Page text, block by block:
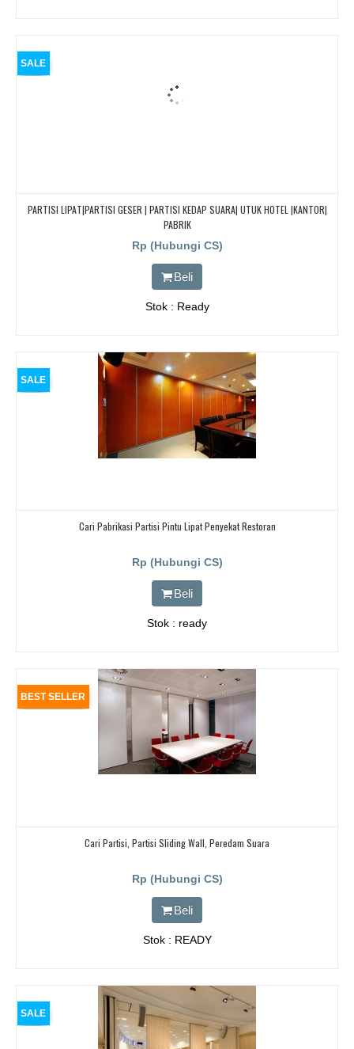
SALE
PARTISI LIPAT|PARTISI GESER | PARTISI KEDAP SUARA| UTUK HOTEL |KANTOR|
PABRIK
Rp (Hubungi CS)
Beli
Stok : Ready
SALE
Cari Pabrikasi Partisi Pintu Lipat Penyekat Restoran
Rp (Hubungi CS)
Beli
Stok : ready
BEST SELLER
Cari Partisi, Partisi Sliding Wall, Peredam Suara
Rp (Hubungi CS)
Beli
Stok : READY
SALE